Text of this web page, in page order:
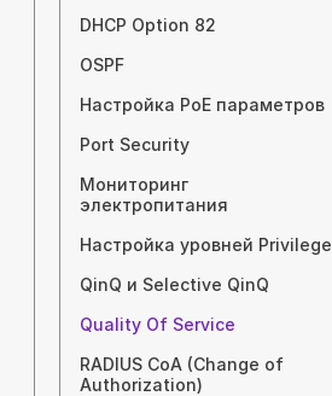
DHCP Option 82
OSPF
Настройка PoE параметров
Port Security
Мониторинг
электропитания
Настройка уровней Privilege
QinQ и Selective QinQ
Quality Of Service
RADIUS CoA (Change of
Authorization)